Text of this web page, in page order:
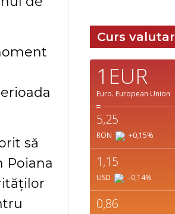
să
Poiana
Curs valutar
1EUR
Euro. European Union
=
5,25
RON +0,15%
1,15
USD –0,14%
0,86